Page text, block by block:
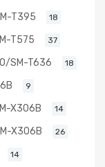
T395 18
T575 37
SM-T636 18
9
X306B 14
X306B 26
14